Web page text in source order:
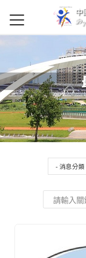
首頁
最新消息
Open submenu
學系簡介
Open submenu
師資陣容
Open submenu
課程資訊
Open submenu
學生專區
(link is